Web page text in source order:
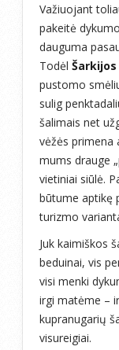
Važiuojant
pakeitė
dauguma
Todėl
pustomo
sulig
šalimais net
vėžės primena
mums drauge
vietiniai siūlė.
būtume aptikę
turizmo
Juk kaimiškos
beduinai, vis
visi menki
irgi matėme –
kupranugarių
visureigiai.